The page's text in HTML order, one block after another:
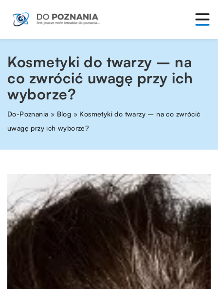
Kosmetyki do twarzy – na
co zwrócić uwagę przy ich
wyborze?
Do-Poznania » Blog » Kosmetyki do twarzy – na co zwrócić
uwagę przy ich wyborze?